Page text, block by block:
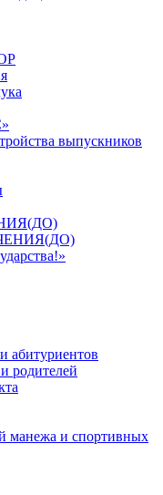
выпускников
абитуриентов
родителей
манежа и спортивных